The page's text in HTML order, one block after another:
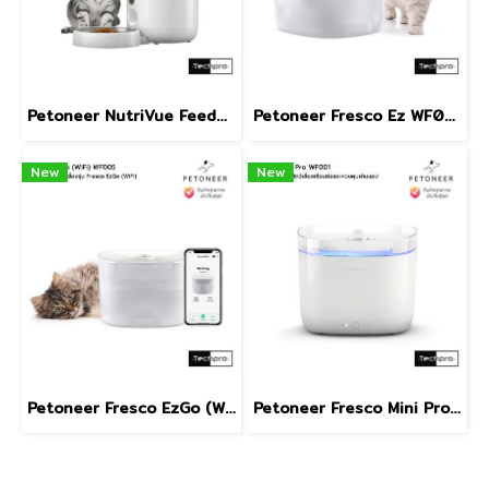
Petoneer NutriVue Feeder PF008 เครื่องให้อาหารสัตว์อัตโนมัติความจุ 2.6 ลิตร Petoneer Fresco Ez WF006 น้ำพุสำหรับสัตว์เลี้ยงความจุ 2 ลิตร รุ่น Fresco Ez
New
Petoneer Fresco EzGo (WiFi) WF005 น้ำพุสำหรับสัตว์เลี้ยงความจุ 2 ลิตร รุ่น Fresco EzGo (WiFi)
New
Petoneer Fresco Mini Pro WF001 น้ำพุแมวสำหรับสัตว์เลี้ยงความจุ 1.9 ลิตร รุ่น Fresco Mini Pro WF001